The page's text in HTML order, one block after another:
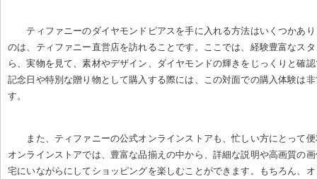
ティファニーのダイヤモンドピアスを手に入れる方法はいくつかあ
のは、ティファニー直営店を訪れることです。ここでは、経験豊富なス
ら、実物を見て、素材やデザイン、ダイヤモンドの輝きをじっくりと確
記念日や特別な贈り物として購入する際には、この対面での購入体験は
す。
また、ティファニーの公式オンラインストアも、忙しい方にとって
オンラインストアでは、豊富な品揃えの中から、詳細な説明や高画質の
宅にいながらにしてショッピングを楽しむことができます。もちろん、